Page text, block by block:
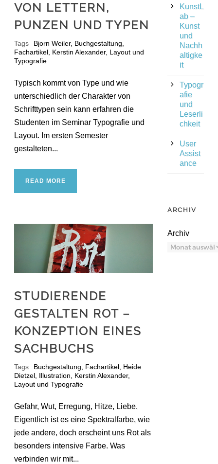
VON LETTERN,
PUNZEN UND TYPEN
Tags Bjorn Weiler, Buchgestaltung,
Fachartikel, Kerstin Alexander, Layout und
Typografie
Typisch kommt von Type und wie
unterschiedlich der Charakter von
Schrifttypen sein kann erfahren die
Studenten im Seminar Typografie und
Layout. Im ersten Semester
gestalteten...
READ MORE
STUDIERENDE
GESTALTEN ROT –
KONZEPTION EINES
SACHBUCHS
Tags Buchgestaltung Fachartikel Heide
Dietzel Illustration Kerstin Alexander,
Layout und Typografie
Gefahr, Wut, Erregung, Hitze, Liebe.
Eigentlich ist es eine Spektralfarbe, wie
jede andere, doch erscheint uns Rot als
besonders intensive Farbe. Was
verbinden wir mit...
KunstL
ab –
Kunst
und
Nachh
altigke
it
Typogr
afie
und
Leserli
chkeit
User
Assist
ance
ARCHIV
Archiv